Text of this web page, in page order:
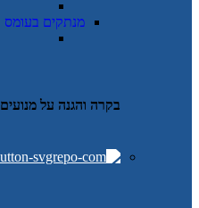
מנתקים בעומס
בקרה והגנה על מנועים